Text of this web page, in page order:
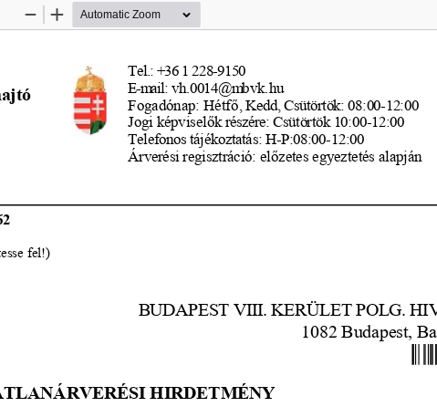
Zoom
Zoom
Tel.: +36 1 228-9150
E-mail: vh.0014@mbvk.hu
Fogadónap: Hétfő , Kedd, Csütörtök: 08:00-
Jogi képviselők részére: Csütörtök 10:00-12:00
Telefonos tájékoztatás: H-P:08:00-12:00
Árverési regisztráció: előzetes egyeztetés
fel!)
BUDAPEST VIII. KERÜLET POLG.
1082 Budapest,
HIRDETMÉNY